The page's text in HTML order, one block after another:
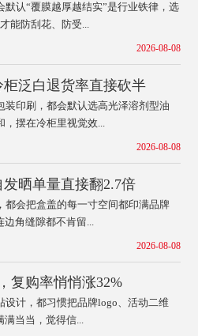
认“覆膜越厚越结实”是行业铁律，选
能防刮花、防受...
2026-08-08
泛白退货率直接砍半
装印刷，都会默认选高光泽溶剂型油
摆在冷柜里视觉效...
2026-08-08
晒单量直接翻2.7倍
都会把盒盖的每一寸空间都印满品牌
角缝隙都不肯留...
2026-08-08
复购率悄悄涨32%
设计，都习惯把品牌logo、活动二维
满当当，觉得信...